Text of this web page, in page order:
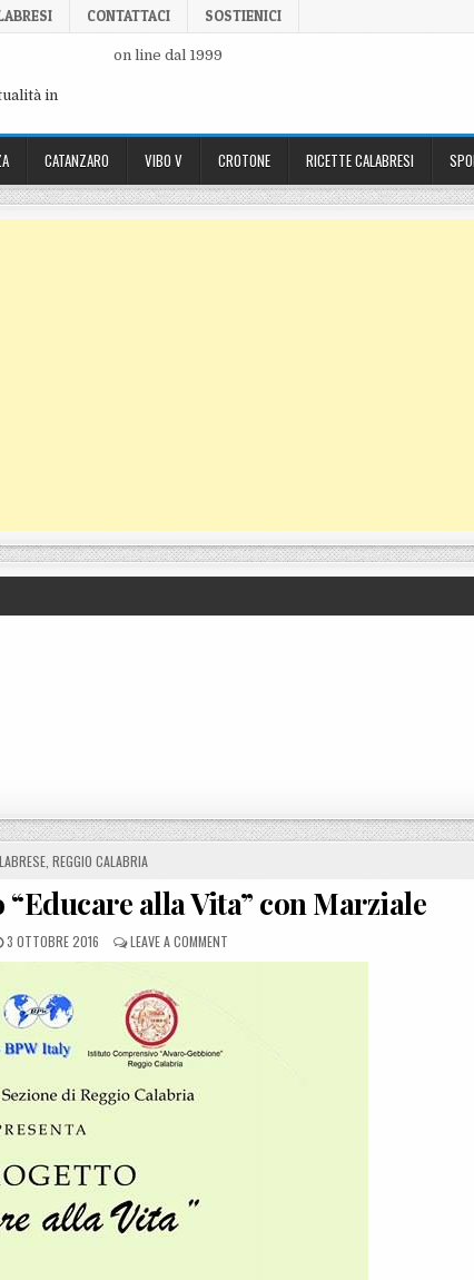
CONTATTACI SOSTIENICI
in
on line dal 1999
CATANZARO VIBO V CROTONE RICETTE CALABRESI
,REGGIO CALABRIA
alla Vita” con Marziale
POSTED ON
3 OTTOBRE 2016 LEAVE A COMMENT ON A REGGIO CALABRIA L’INCONTRO